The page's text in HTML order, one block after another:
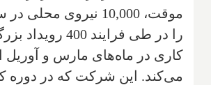
موقت، 10,000 نیروی
را در طی فرایند
کاری در ماه‌های مارس و آوریل
می‌کند. این شرکت که در دوره